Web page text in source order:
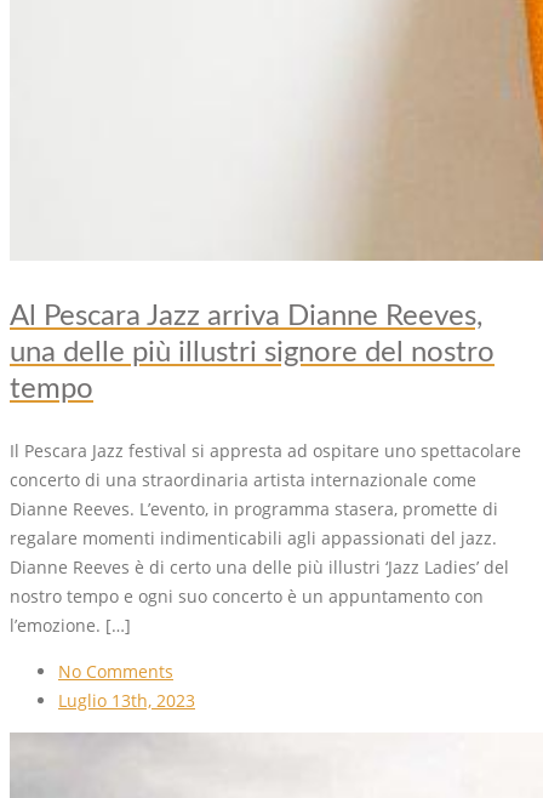
Al Pescara Jazz arriva Dianne Reeves,
una delle più illustri signore del nostro
tempo
Il Pescara Jazz festival si appresta ad ospitare uno spettacolare
concerto di una straordinaria artista internazionale come
Dianne Reeves. L’evento, in programma stasera, promette di
regalare momenti indimenticabili agli appassionati del jazz.
Dianne Reeves è di certo una delle più illustri ‘Jazz Ladies’ del
nostro tempo e ogni suo concerto è un appuntamento con
l’emozione. […]
No Comments
Luglio 13th, 2023